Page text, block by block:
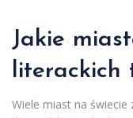
Jakie
literackich
Wiele miast na świecie